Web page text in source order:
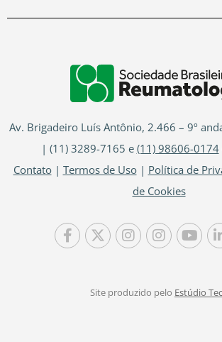
Av. Brigadeiro Luís Antônio, 2.466 – 9º
| (11) 3289-7165 e (11) 98606-0174
Contato| Termos de Uso| Política de
de Cookies
Site produzido pelo Estúdio